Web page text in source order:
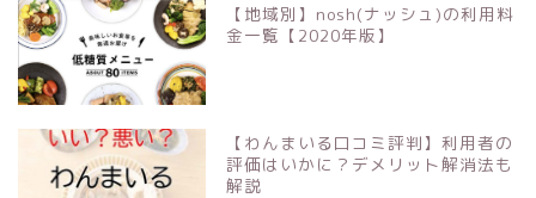
【地域別】nosh(ナッシュ)の利用料
金一覧【2020年版】
【わんまいる口コミ評判】利用者の
評価はいかに？デメリット解消法も
解説